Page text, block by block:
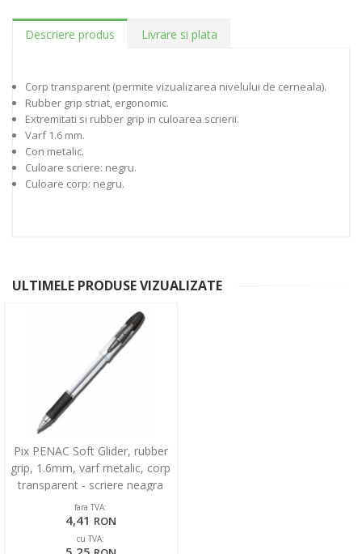
Descriere produs Livrare si plata
Corp transparent (permite vizualizarea nivelului de cerneala).
Rubber grip striat, ergonomic.
Extremitati si rubber grip in culoarea scrierii.
Varf 1.6 mm.
Con metalic.
Culoare scriere: negru.
Culoare corp: negru.
ULTIMELE PRODUSE VIZUALIZATE
Pix PENAC Soft Glider, rubber
grip, 1.6mm, varf metalic, corp
transparent - scriere neagra
fara TVA:
4,41 RON
cu TVA: